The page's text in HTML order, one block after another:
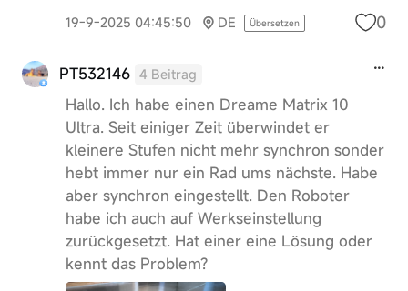
19-9-2025 04:45:50 DE Übersetzen 0
PT532146 4 Beitrag
Hallo. Ich habe einen Dreame Matrix 10
Ultra. Seit einiger Zeit überwindet er
kleinere Stufen nicht mehr synchron sonder
hebt immer nur ein Rad ums nächste. Habe
aber synchron eingestellt. Den Roboter
habe ich auch auf Werkseinstellung
zurückgesetzt. Hat einer eine Lösung oder
kennt das Problem?